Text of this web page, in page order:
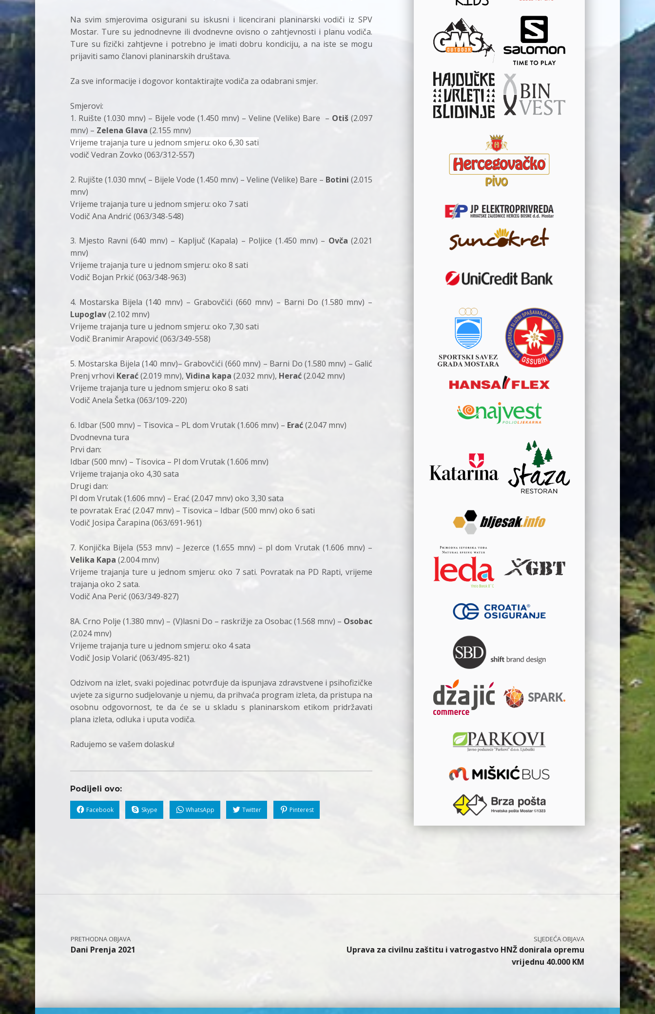
Na svim smjerovima osigurani su iskusni i licencirani planinarski vodiči iz SPV
Mostar. Ture su jednodnevne ili dvodnevne ovisno o zahtjevnosti i planu vodiča.
Ture su fizički zahtjevne i potrebno je imati dobru kondiciju, a na iste se mogu
prijaviti samo članovi planinarskih društava.
Za sve informacije i dogovor kontaktirajte vodiča za odabrani smjer.
Smjerovi:
1. Ruište (1.030 mnv) – Bijele vode (1.450 mnv) – Veline (Velike) Bare – Otiš (2.097
mnv) – Zelena Glava (2.155 mnv)
Vrijeme trajanja ture u jednom smjeru: oko 6,30 sati
vodič Vedran Zovko (063/312-557)
2. Rujište (1.030 mnv( – Bijele Vode (1.450 mnv) – Veline (Velike) Bare – Botini (2.015
mnv)
Vrijeme trajanja ture u jednom smjeru: oko 7 sati
Vodič Ana Andrić (063/348-548)
3. Mjesto Ravni (640 mnv) – Kapljuč (Kapala) – Poljice (1.450 mnv) – Ovča (2.021
mnv)
Vrijeme trajanja ture u jednom smjeru: oko 8 sati
Vodič Bojan Prkić (063/348-963)
4. Mostarska Bijela (140 mnv) – Grabovčići (660 mnv) – Barni Do (1.580 mnv) –
Lupoglav(2.102 mnv)
Vrijeme trajanja ture u jednom smjeru: oko 7,30 sati
Vodič Branimir Arapović (063/349-558)
5. Mostarska Bijela (140 mnv)– Grabovčići (660 mnv) – Barni Do (1.580 mnv) – Galić
Prenj vrhovi Kerać(2.019 mnv), Vidina kapa (2.032 mnv), Herać(2.042 mnv)
Vrijeme trajanja ture u jednom smjeru: oko 8 sati
Vodič Anela Šetka (063/109-220)
6. Idbar (500 mnv) – Tisovica – PL dom Vrutak (1.606 mnv) – Erać(2.047 mnv)
Dvodnevna tura
Prvi dan:
Idbar (500 mnv) – Tisovica – Pl dom Vrutak (1.606 mnv)
Vrijeme trajanja oko 4,30 sata
Drugi dan:
Pl dom Vrutak (1.606 mnv) – Erać (2.047 mnv) oko 3,30 sata
te povratak Erać (2.047 mnv) – Tisovica – Idbar (500 mnv) oko 6 sati
Vodič Josipa Čarapina (063/691-961)
7. Konjička Bijela (553 mnv) – Jezerce (1.655 mnv) – pl dom Vrutak (1.606 mnv) –
Velika Kapa (2.004 mnv)
Vrijeme trajanja ture u jednom smjeru: oko 7 sati. Povratak na PD Rapti, vrijeme
trajanja oko 2 sata.
Vodič Ana Perić (063/349-827)
8A. Crno Polje (1.380 mnv) – (V)lasni Do – raskrižje za Osobac (1.568 mnv) – Osobac
(2.024 mnv)
Vrijeme trajanja ture u jednom smjeru: oko 4 sata
Vodič Josip Volarić (063/495-821)
Odzivom na izlet, svaki pojedinac potvrđuje da ispunjava zdravstvene i psihofizičke
uvjete za sigurno sudjelovanje u njemu, da prihvaća program izleta, da pristupa na
osobnu odgovornost, te da će se u skladu s planinarskom etikom pridržavati
plana izleta, odluka i uputa vodiča.
Radujemo se vašem dolasku!
Podijeli ovo:
Facebook Skype WhatsApp Twitter Pinterest
Navigacija objava
Dani Prenja 2021
Uprava za civilnu zaštitu i vatrogastvo HNŽ donirala opremu
vrijednu 40.000 KM